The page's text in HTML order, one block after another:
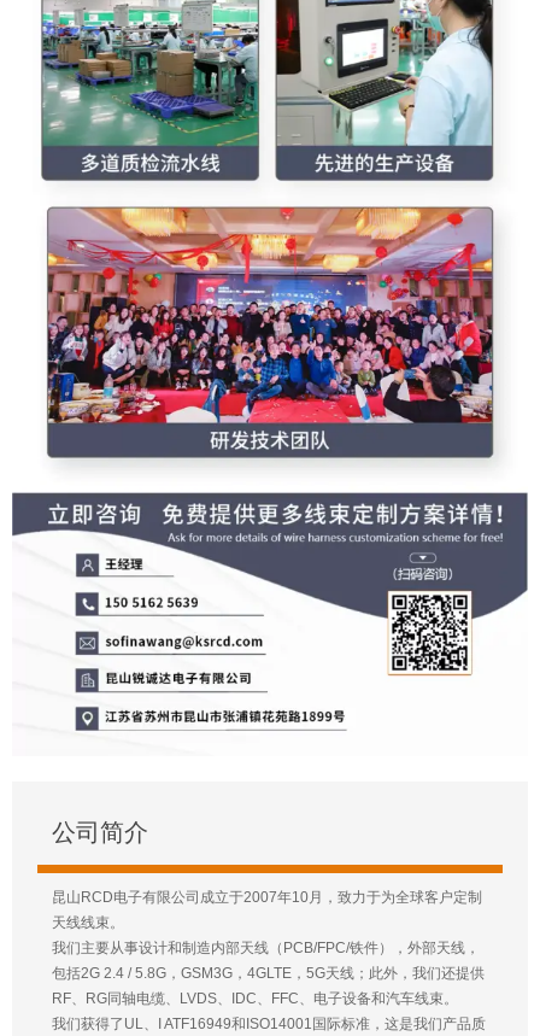
公司简介
昆山RCD电子有限公司成立于2007年10月，致力于为全球客户定制
天线线束。
我们主要从事设计和制造内部天线（PCB/FPC/铁件），外部天线，
包括2G 2.4 / 5.8G，GSM3G，4GLTE，5G天线；此外，我们还提供
RF、RG同轴电缆、LVDS、IDC、FFC、电子设备和汽车线束。
我们获得了UL、I ATF16949和ISO14001国际标准，这是我们产品质